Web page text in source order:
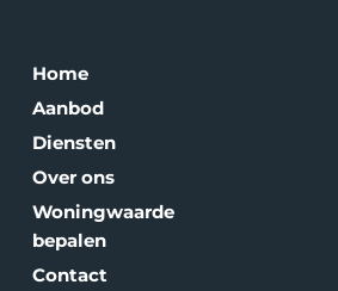
Home
Aanbod
Diensten
Over ons
Woningwaarde
bepalen
Contact